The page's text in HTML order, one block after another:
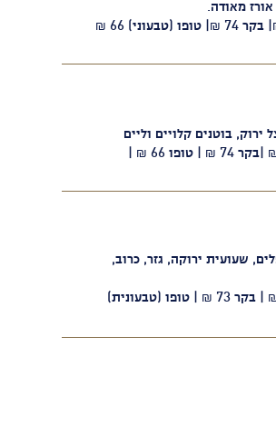
אורז מאודה.
אפשריות חלבון לבחירה: עוף 69 ₪| בקר 74 ₪| טופו (טבעוני) 66 ₪
ירוק, בוטנים קלויים וליים
אפשרויות חלבון לבחירה: עוף 69 ₪ |בקר 74 ₪ | טופו 66 ₪ |
שעועית ירוקה, גזר, כרוב,
אפשרויות חלבון לבחירה: עוף 68 ₪ | בקר 73 ₪ | טופו (טבעונית)